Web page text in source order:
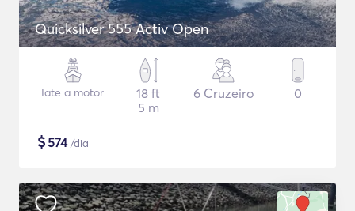
Quicksilver 555 Activ Open
Iate a motor
18 ft
5 m
6 Cruzeiro 0
$574/dia